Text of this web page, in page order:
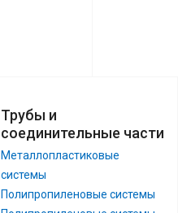
Трубы и
соединительные части
Металлопластиковые
системы
Полипропиленовые системы